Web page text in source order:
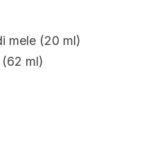
mele (20 ml)
ml)